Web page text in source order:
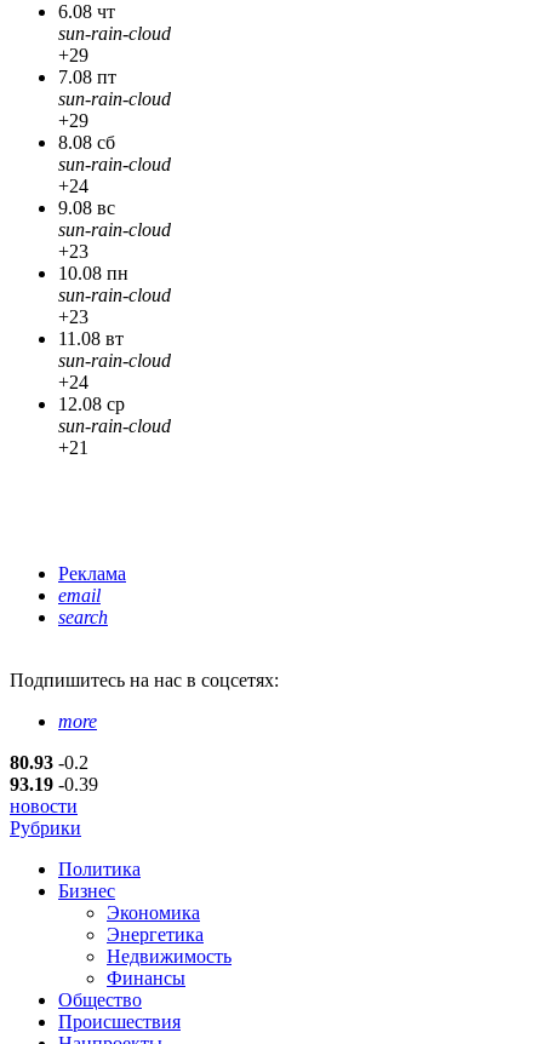
6.08 чт
sun-rain-cloud
+29
7.08 пт
sun-rain-cloud
+29
8.08 сб
sun-rain-cloud
+24
9.08 вс
sun-rain-cloud
+23
10.08 пн
sun-rain-cloud
+23
11.08 вт
sun-rain-cloud
+24
12.08 ср
sun-rain-cloud
+21
Реклама
email
search
Подпишитесь на нас в соцсетях:
more
80.93 -0.2
93.19 -0.39
новости
Рубрики
Политика
Бизнес
Экономика
Энергетика
Недвижимость
Финансы
Общество
Происшествия